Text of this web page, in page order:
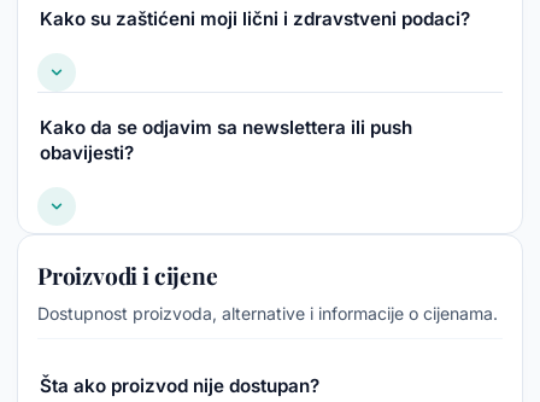
Kako su zaštićeni moji lični i zdravstveni podaci?
Kako da se odjavim sa newslettera ili push
obavijesti?
Proizvodi i cijene
Dostupnost proizvoda, alternative i informacije o cijenama.
Šta ako proizvod nije dostupan?